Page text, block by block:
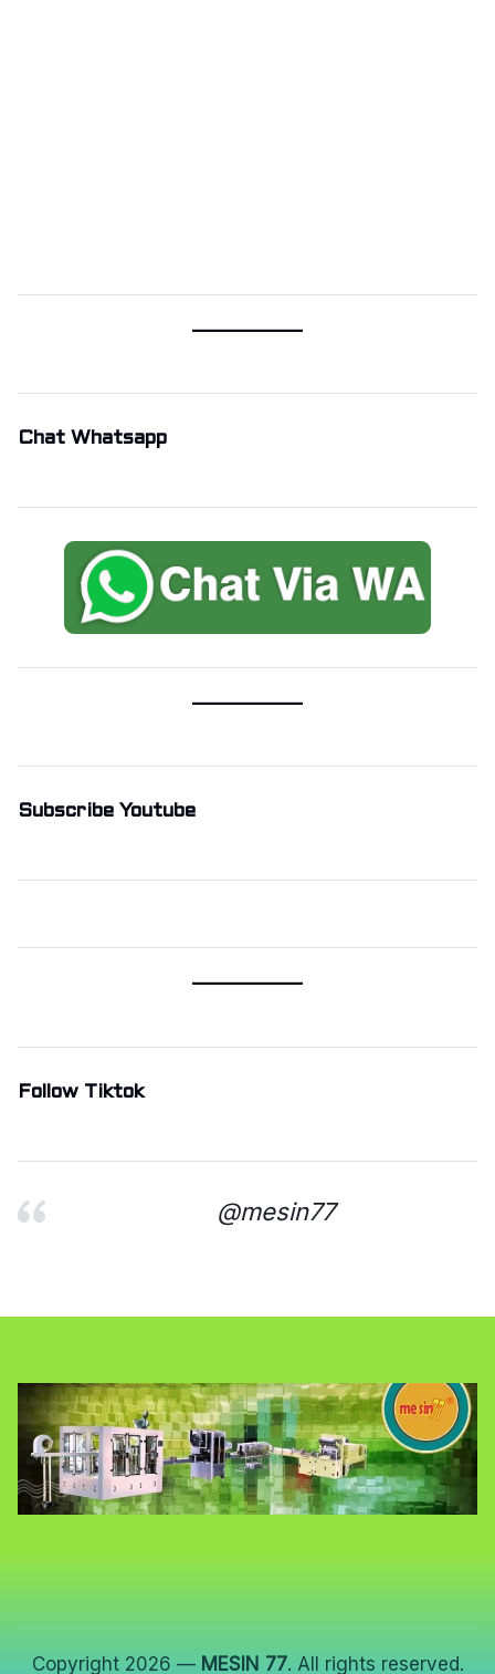
Chat Whatsapp
Subscribe Youtube
Follow Tiktok
@mesin77
Copyright 2026 — MESIN 77. All rights reserved.